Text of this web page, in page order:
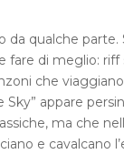
qualche
fare di meglio:
che
appare
ma che
e cavalcano